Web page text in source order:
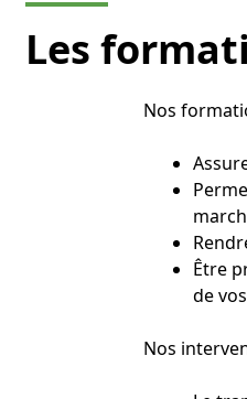
Les
Nos
Être
de
Nos